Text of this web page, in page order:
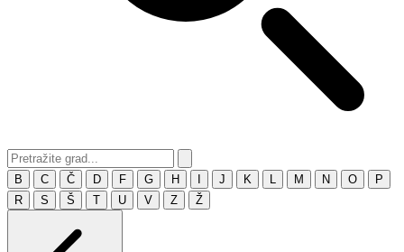
B C Č D F G H J K M N O
P
R
S Š T U V Z Ž